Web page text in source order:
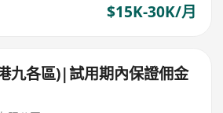
$15K-30K/月
九各區)|試用期內保證佣金